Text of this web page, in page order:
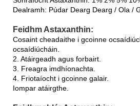
Dealramh: Púdar Dearg Dearg / Ola /
Feidhm Astaxanthin:
Cosaint cheadaithe i gcoinne
ocsaídiúcháin.
2. Atáirgeadh agus forbairt.
3. Freagra imdhíonachta.
4. Friotaíocht i gcoinne galair.
Iompar atáirgthe.